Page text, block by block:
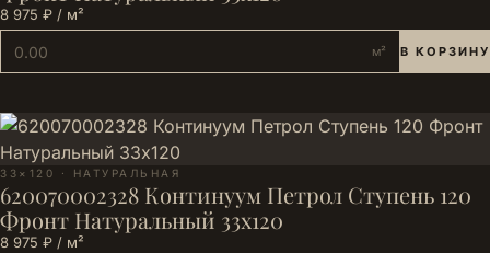
8 975 ₽ / м²
м² В КОРЗИНУ
33×120 · НАТУРАЛЬНАЯ
620070002328 Континуум Петрол Ступень 120
Фронт Натуральный 33х120
8 975 ₽ / м²